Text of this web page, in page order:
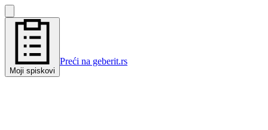
Moji spiskovi
Preći na geberit.rs